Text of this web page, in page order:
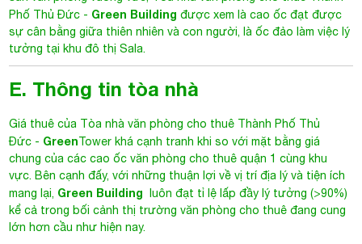
Phố Thủ Đức - Green Building được xem là cao ốc đạt được
sự cân bằng giữa thiên nhiên và con người, là ốc đảo làm việc lý
tưởng tại khu đô thị Sala.
E. Thông tin tòa nhà
Giá thuê của Tòa nhà văn phòng cho thuê Thành Phố Thủ
Đức - GreenTower khá cạnh tranh khi so với mặt bằng giá
chung của các cao ốc văn phòng cho thuê quận 1 cùng khu
vực. Bên cạnh đấy, với những thuận lợi về vị trí địa lý và tiện ích
mang lại, Green Building luôn đạt tỉ lệ lấp đầy lý tưởng (>90%)
kể cả trong bối cảnh thị trường văn phòng cho thuê đang cung
lớn hơn cầu như hiện nay.